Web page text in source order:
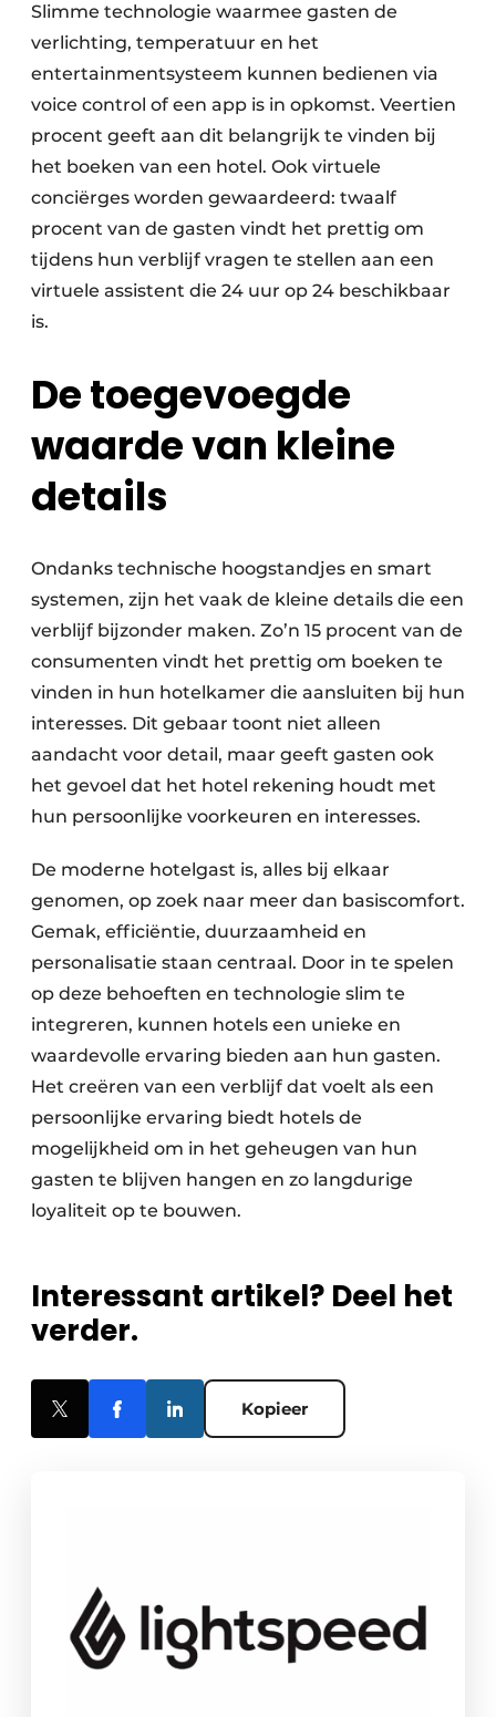
Slimme technologie waarmee gasten de
verlichting, temperatuur en het
entertainmentsysteem kunnen bedienen via
voice control of een app is in opkomst. Veertien
procent geeft aan dit belangrijk te vinden bij
het boeken van een hotel. Ook virtuele
conciërges worden gewaardeerd: twaalf
procent van de gasten vindt het prettig om
tijdens hun verblijf vragen te stellen aan een
virtuele assistent die 24 uur op 24 beschikbaar
is.
De toegevoegde
waarde van kleine
details
Ondanks technische hoogstandjes en smart
systemen, zijn het vaak de kleine details die een
verblijf bijzonder maken. Zo’n 15 procent van de
consumenten vindt het prettig om boeken te
vinden in hun hotelkamer die aansluiten bij hun
interesses. Dit gebaar toont niet alleen
aandacht voor detail, maar geeft gasten ook
het gevoel dat het hotel rekening houdt met
hun persoonlijke voorkeuren en interesses.
De moderne hotelgast is, alles bij elkaar
genomen, op zoek naar meer dan basiscomfort.
Gemak, efficiëntie, duurzaamheid en
personalisatie staan centraal. Door in te spelen
op deze behoeften en technologie slim te
integreren, kunnen hotels een unieke en
waardevolle ervaring bieden aan hun gasten.
Het creëren van een verblijf dat voelt als een
persoonlijke ervaring biedt hotels de
mogelijkheid om in het geheugen van hun
gasten te blijven hangen en zo langdurige
loyaliteit op te bouwen.
Interessant artikel? Deel het
verder.
Kopieer